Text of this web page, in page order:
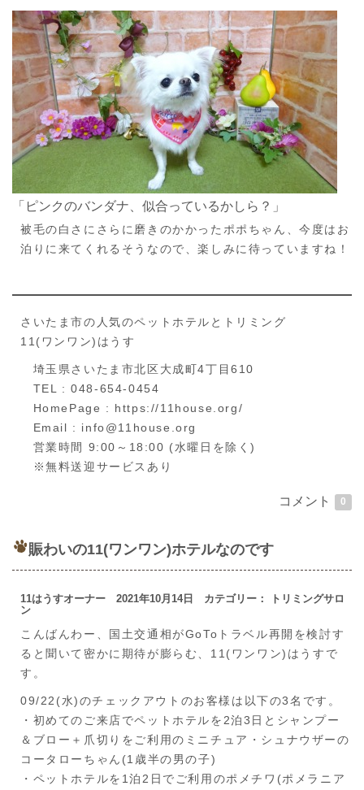
「ピンクのバンダナ、似合っているかしら？」
被毛の白さにさらに磨きのかかったポポちゃん、今度はお
泊りに来てくれるそうなので、楽しみに待っていますね！
さいたま市の人気のペットホテルとトリミング
11(ワンワン)はうす
埼玉県さいたま市北区大成町4丁目610
TEL : 048-654-0454
HomePage : https://11house.org/
Email : info@11house.org
営業時間 9:00～18:00 (水曜日を除く)
※無料送迎サービスあり
コメント 0
賑わいの11(ワンワン)ホテルなのです
11はうすオーナー 2021年10月14日 カテゴリー： トリミングサロ
ン
こんばんわー、国土交通相がGoToトラベル再開を検討す
ると聞いて密かに期待が膨らむ、11(ワンワン)はうすで
す。
09/22(水)のチェックアウトのお客様は以下の3名です。
・初めてのご来店でペットホテルを2泊3日とシャンプー
＆ブロー＋爪切りをご利用のミニチュア・シュナウザーの
コータローちゃん(1歳半の男の子)
・ペットホテルを1泊2日でご利用のポメチワ(ポメラニア